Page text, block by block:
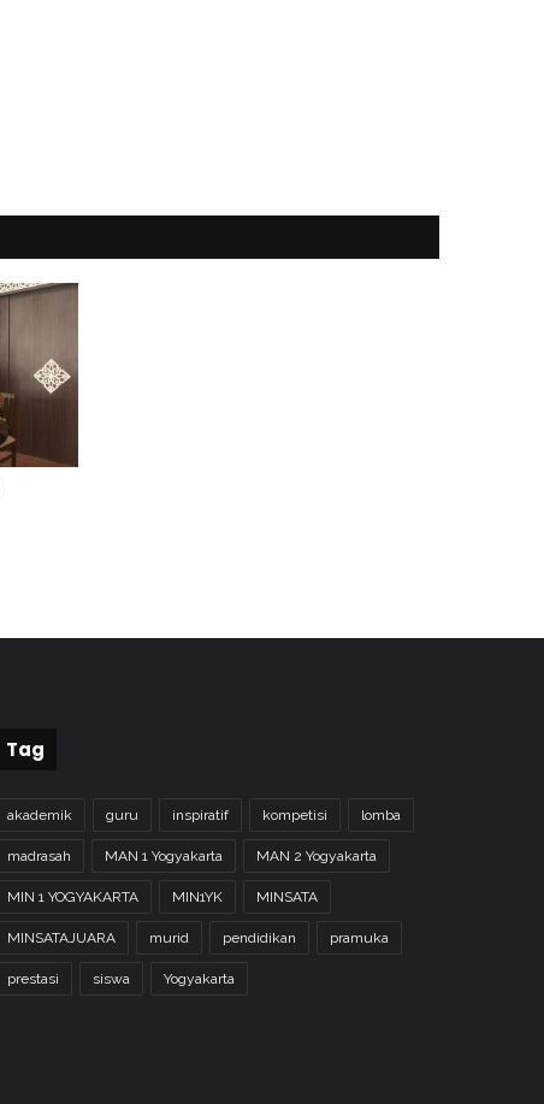
Tag
akademik guru inspiratif kompetisi lomba
madrasah MAN 1 Yogyakarta MAN 2 Yogyakarta
MIN 1 YOGYAKARTA MIN1YK MINSATA
MINSATAJUARA murid pendidikan pramuka
prestasi siswa Yogyakarta